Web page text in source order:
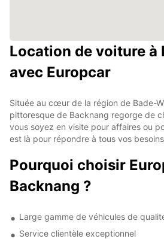
Location de voiture à
avec Europcar
Située au cœur de la région de Bade-
pittoresque de Backnang regorge de
vous soyez en visite pour affaires ou
est là pour répondre à tous vos
Pourquoi choisir
Backnang ?
Large gamme de véhicules de
Service clientèle exceptionnel